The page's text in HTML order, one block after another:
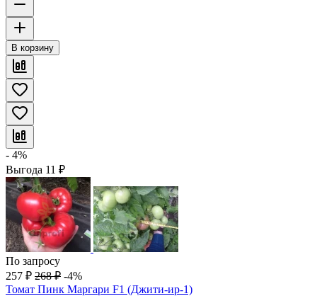
В корзину
- 4%
Выгода 11 ₽
По запросу
257 ₽ 268 ₽ -4%
Томат Пинк Маргари F1 (Джити-ир-1)